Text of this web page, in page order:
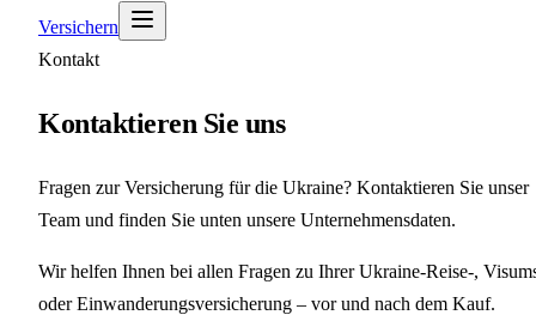
Versichern
Kontakt
Kontaktieren Sie uns
Fragen zur Versicherung für die Ukraine? Kontaktieren Sie unser
Team und finden Sie unten unsere Unternehmensdaten.
Wir helfen Ihnen bei allen Fragen zu Ihrer Ukraine-Reise-,
oder Einwanderungsversicherung – vor und nach dem Kauf.